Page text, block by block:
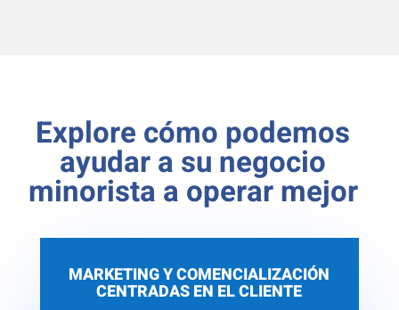
Explore cómo podemos
ayudar a su negocio
minorista a operar mejor
MARKETING Y COMENCIALIZACIÓN
CENTRADAS EN EL CLIENTE